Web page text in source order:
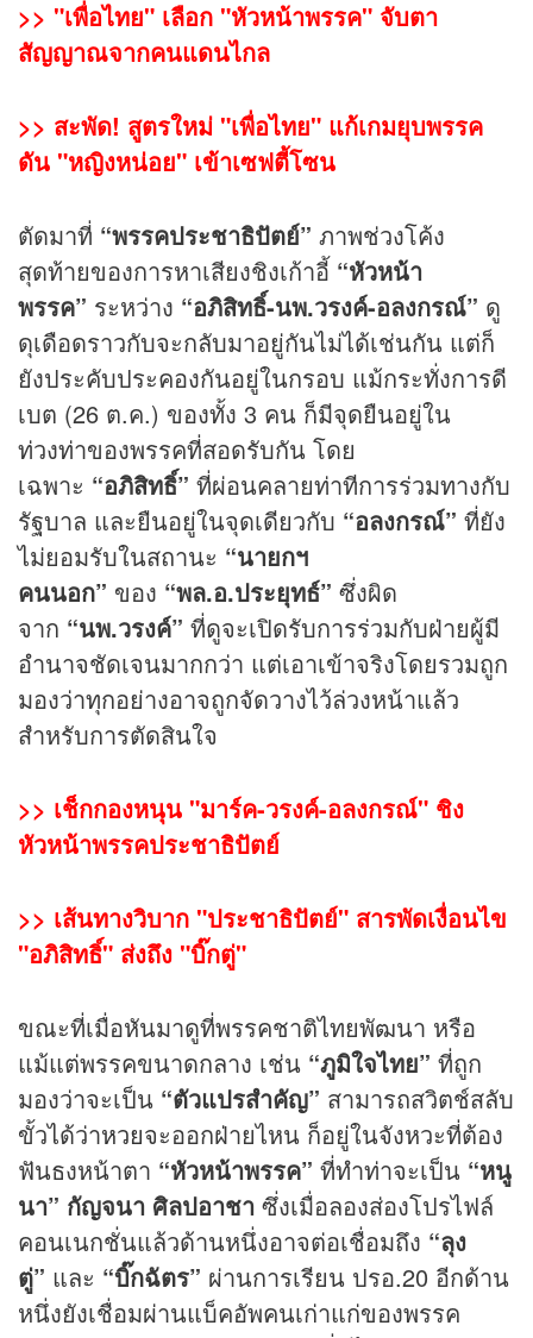
>> "เพื่อไทย" เลือก "หัวหน้าพรรค" จับตา
สัญญาณจากคนแดนไกล
>> สะพัด! สูตรใหม่ "เพื่อไทย" แก้เกมยุบพรรค
ดัน "หญิงหน่อย" เข้าเซฟตี้โซน
ตัดมาที่ “พรรคประชาธิปัตย์” ภาพช่วงโค้ง
สุดท้ายของการหาเสียงชิงเก้าอี้ “หัวหน้า
พรรค” ระหว่าง “อภิสิทธิ์-นพ.วรงค์-อลงกรณ์” ดู
ดุเดือดราวกับจะกลับมาอยู่กันไม่ได้เช่นกัน แต่ก็
ยังประคับประคองกันอยู่ในกรอบ แม้กระทั่งการดี
เบต (26 ต.ค.) ของทั้ง 3 คน ก็มีจุดยืนอยู่ใน
ท่วงท่าของพรรคที่สอดรับกัน โดย
เฉพาะ “อภิสิทธิ์” ที่ผ่อนคลายท่าทีการร่วมทางกับ
รัฐบาล และยืนอยู่ในจุดเดียวกับ “อลงกรณ์” ที่ยัง
ไม่ยอมรับในสถานะ “นายกฯ
คนนอก” ของ “พล.อ.ประยุทธ์” ซึ่งผิด
จาก “นพ.วรงค์” ที่ดูจะเปิดรับการร่วมกับฝ่ายผู้มี
อำนาจชัดเจนมากกว่า แต่เอาเข้าจริงโดยรวมถูก
มองว่าทุกอย่างอาจถูกจัดวางไว้ล่วงหน้าแล้ว
สำหรับการตัดสินใจ
>> เช็กกองหนุน "มาร์ค-วรงค์-อลงกรณ์" ชิง
หัวหน้าพรรคประชาธิปัตย์
>> เส้นทางวิบาก "ประชาธิปัตย์" สารพัดเงื่อนไข
"อภิสิทธิ์" ส่งถึง "บิ๊กตู่"
ขณะที่เมื่อหันมาดูที่พรรคชาติไทยพัฒนา หรือ
แม้แต่พรรคขนาดกลาง เช่น “ภูมิใจไทย” ที่ถูก
มองว่าจะเป็น “ตัวแปรสำคัญ” สามารถสวิตช์สลับ
ขั้วได้ว่าหวยจะออกฝ่ายไหน ก็อยู่ในจังหวะที่ต้อง
ฟันธงหน้าตา “หัวหน้าพรรค” ที่ทำท่าจะเป็น “หนู
นา” กัญจนา ศิลปอาชา ซึ่งเมื่อลองส่องโปรไฟล์
คอนเนกชั่นแล้วด้านหนึ่งอาจต่อเชื่อมถึง “ลุง
ตู่” และ “บิ๊กฉัตร” ผ่านการเรียน ปรอ.20 อีกด้าน
หนึ่งยังเชื่อมผ่านแบ็คอัพคนเก่าแก่ของพรรค